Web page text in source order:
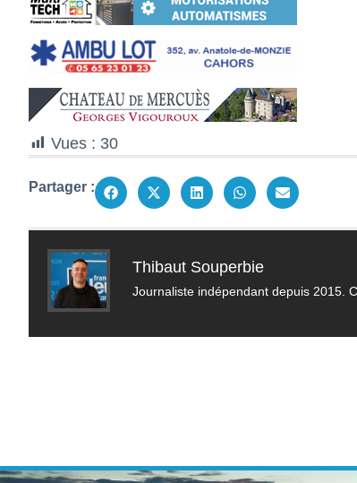
Vues : 30
Partager :
Thibaut Souperbie
Journaliste indépendant depuis 2015.